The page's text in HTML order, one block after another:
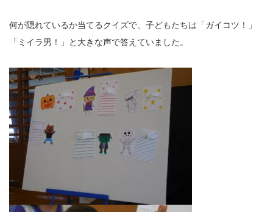
何が隠れているか当てるクイズで、子どもたちは「ガイコツ！」
「ミイラ男！」と大きな声で答えていました。